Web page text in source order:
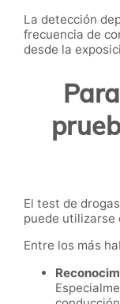
La detección
frecuencia de
desde la
El test de
puede utilizarse
Entre los más